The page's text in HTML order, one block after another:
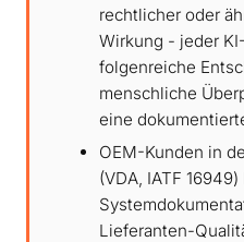
rechtlicher oder
Wirkung - jeder
folgenreiche
menschliche
eine
OEM-Kunden in
(VDA, IATF
Lieferanten-